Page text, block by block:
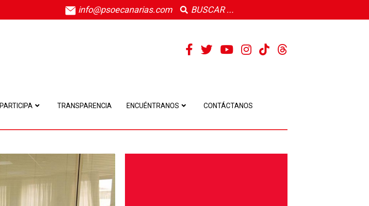
info@psoecanarias.com
PARTICIPA TRANSPARENCIA ENCUÉNTRANOS CONTÁCTANOS